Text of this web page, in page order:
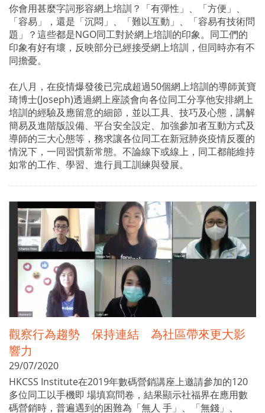
你會用甚麼字詞形容網上培訓？「有彈性」、「方便」、
「容易」，還是「沉悶」、「難以互動」、「容易有技術問
題」？這些都是NGO同工對於網上培訓的印象。同工們的
印象有好有壞，反映部分已經接受網上培訓，但同時亦有不
同擔憂。
在八月，在疫情爆發後已完成超過50個網上培訓的導師黃寶
琦博士(Joseph)透過網上座談會向各位同工分享他安排網上
培訓的經驗及應留意的細節，並以工具、技巧及心態，講解
簡易及進階版設備、平台安全設定、加強參加者互動方式及
導師的三大心態等，務求讓各位同工在新冠肺炎疫情反覆的
情況下，一同習慣新常態。不論線下或線上，同工都能維持
如常的工作、學習、進行員工訓練與發展。
觀察行為趨勢 保持連結 為社區帶來更大影
響力
29/07/2020
HKCSS Institute在2019年數碼營銷講座上邀請參加的120
多位同工以手機即 場填寫問卷，結果顯示社福界在應用數
碼營銷時，普遍遇到的困難為「無人 手」、「無錢」、